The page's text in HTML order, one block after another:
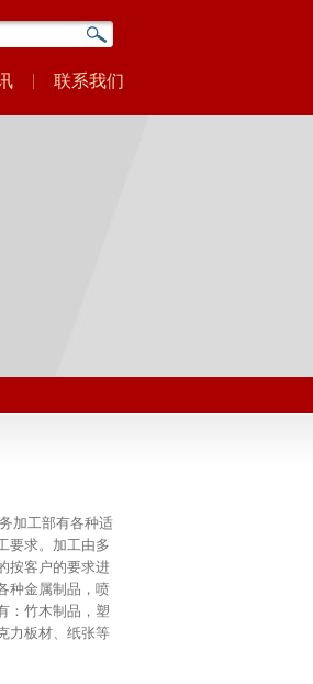
联系我们
加工部有各种适
要求。加工由多
按客户的要求进
种金属制品，喷
：竹木制品，塑
力板材、纸张等